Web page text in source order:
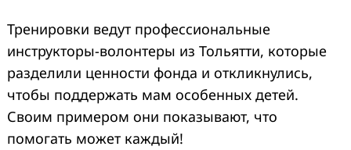
Тренировки ведут профессиональные
инструкторы-волонтеры из Тольятти, которые
разделили ценности фонда и откликнулись,
чтобы поддержать мам особенных детей.
Своим примером они показывают, что
помогать может каждый!